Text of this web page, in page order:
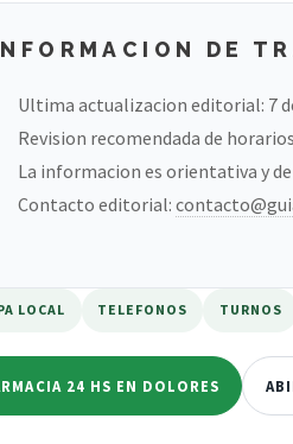
DE
Ultima actualizacion editorial: 7
Revision recomendada de
La informacion es orientativa y
Contacto editorial:
LOCAL TELEFONOS TURNOS
24 HS EN DOLORES